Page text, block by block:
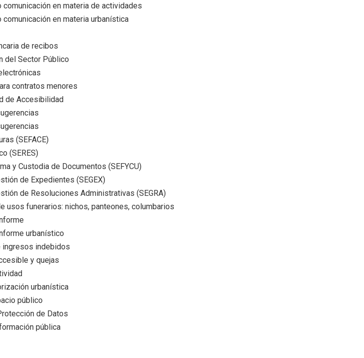
en materia de actividades
en materia urbanística
de recibos
del Sector Público
contratos menores
de Accesibilidad
(SEFACE)
(SERES)
y Custodia de Documentos (SEFYCU)
de Expedientes (SEGEX)
de Resoluciones Administrativas (SEGRA)
usos funerarios: nichos, panteones, columbarios
urbanístico
ingresos indebidos
y quejas
urbanística
público
de Datos
pública